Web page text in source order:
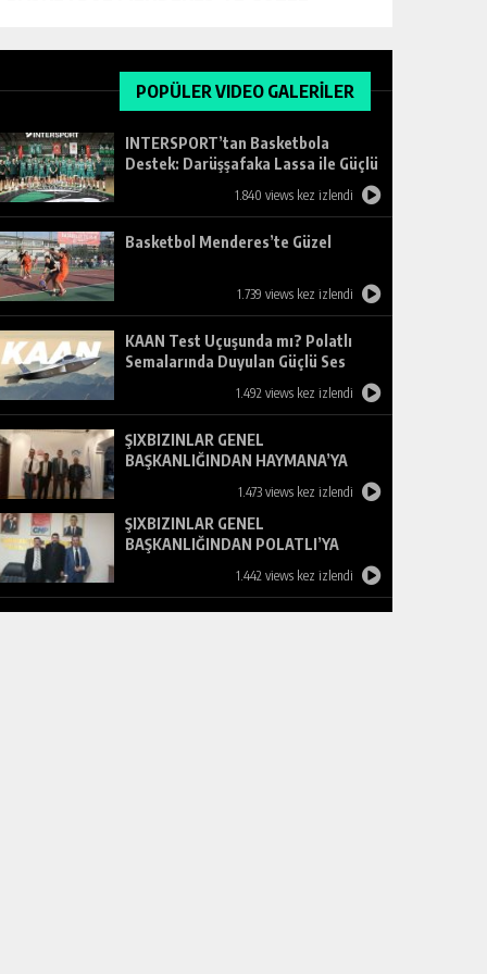
POPÜLER VIDEO GALERİLER
INTERSPORT’tan Basketbola
Destek: Darüşşafaka Lassa ile Güçlü
1.840 views kez izlendi
Basketbol Menderes’te Güzel
1.739 views kez izlendi
KAAN Test Uçuşunda mı? Polatlı
Semalarında Duyulan Güçlü Ses
1.492 views kez izlendi
ŞIXBIZINLAR GENEL
BAŞKANLIĞINDAN HAYMANA’YA
1.473 views kez izlendi
ŞIXBIZINLAR GENEL
BAŞKANLIĞINDAN POLATLI’YA
1.442 views kez izlendi